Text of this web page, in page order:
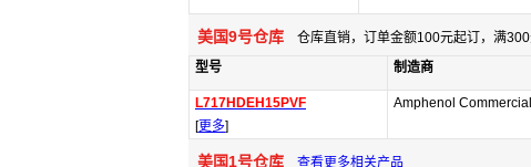
美国9号仓库 仓库直销，订单金额100元起订，满
型号
制造商
L717HDEH15PVF
[更多]
Amphenol Commercial
美国1号仓库 查看更多相关产品